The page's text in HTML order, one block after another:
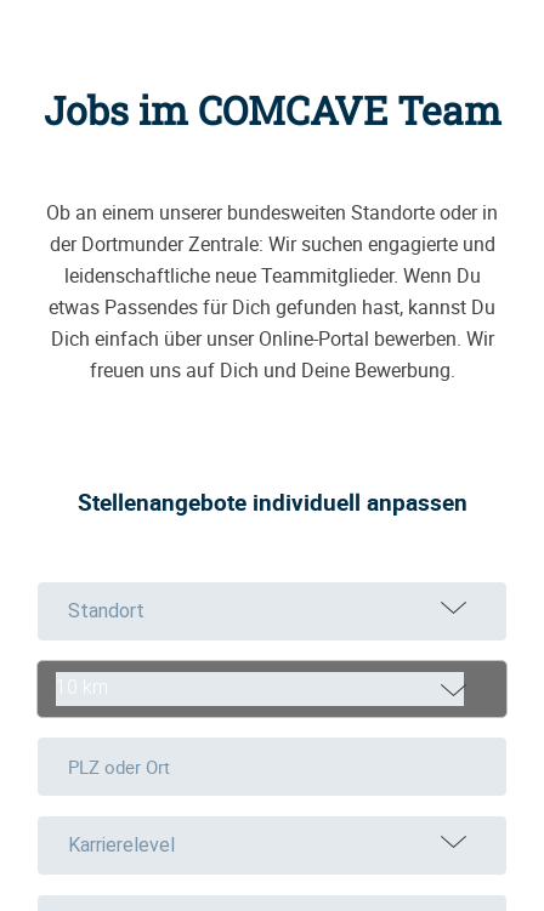
Jobs im COMCAVE Team
Ob an einem unserer bundesweiten Standorte oder in
der Dortmunder Zentrale: Wir suchen engagierte und
leidenschaftliche neue Teammitglieder. Wenn Du
etwas Passendes für Dich gefunden hast, kannst Du
Dich einfach über unser Online-Portal bewerben. Wir
freuen uns auf Dich und Deine Bewerbung.
Stellenangebote individuell anpassen
Standort
10 km
Karrierelevel